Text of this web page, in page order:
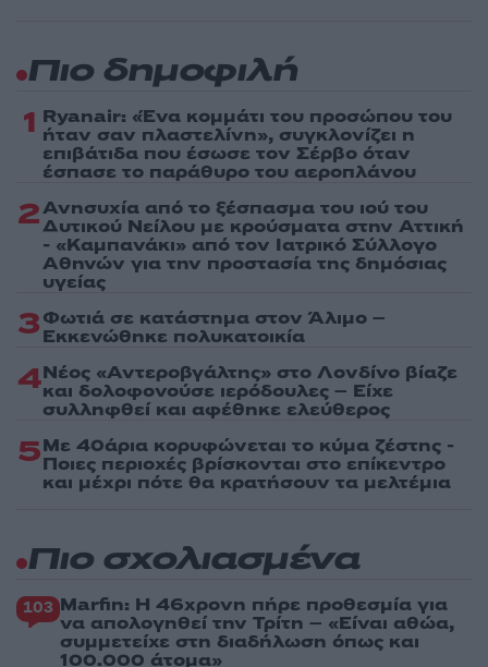
Πιο δημοφιλή
1 Ryanair: «Ένα κομμάτι του προσώπου του
ήταν σαν πλαστελίνη», συγκλονίζει η
επιβάτιδα που έσωσε τον Σέρβο όταν
έσπασε το παράθυρο του αεροπλάνου
2Ανησυχία από το ξέσπασμα του ιού του
Δυτικού Νείλου με κρούσματα στην Αττική
- «Καμπανάκι» από τον Ιατρικό Σύλλογο
Αθηνών για την προστασία της δημόσιας
υγείας
3Φωτιά σε κατάστημα στον Άλιμο –
Εκκενώθηκε πολυκατοικία
4Νέος «Αντεροβγάλτης» στο Λονδίνο βίαζε
και δολοφονούσε ιερόδουλες – Είχε
συλληφθεί και αφέθηκε ελεύθερος
5Με 40άρια κορυφώνεται το κύμα ζέστης -
Ποιες περιοχές βρίσκονται στο επίκεντρο
και μέχρι πότε θα κρατήσουν τα μελτέμια
Πιο σχολιασμένα
103 Marfin: Η 46χρονη πήρε προθεσμία για
να απολογηθεί την Τρίτη – «Είναι αθώα,
συμμετείχε στη διαδήλωση όπως και
100.000 άτομα»